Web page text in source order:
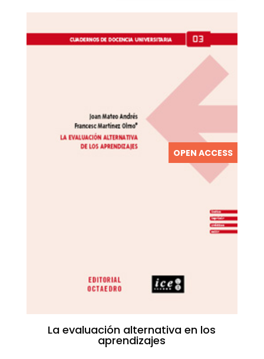
OPEN ACCESS
La evaluación alternativa en los
aprendizajes